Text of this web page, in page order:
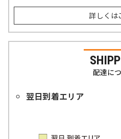
詳しくは
配達に
翌日到着エリア